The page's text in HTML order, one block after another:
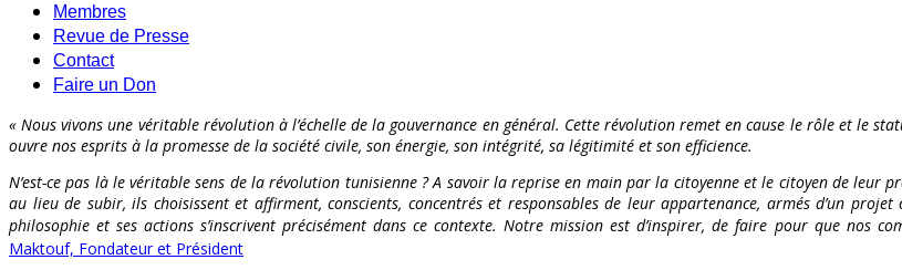
Membres
Revue de Presse
Contact
Faire un Don
« Nous vivons une véritable révolution à l’échelle de la gouvernance en général. Cette révolution remet en cause le rôle et le
ouvre nos esprits à la promesse de la société civile, son énergie, son intégrité, sa légitimité et son efficience.
N’est-ce pas là le véritable sens de la révolution tunisienne ? A savoir la reprise en main par la citoyenne et le citoyen de leur
au lieu de subir, ils choisissent et affirment, conscients, concentrés et responsables de leur appartenance, armés d’un
philosophie et ses actions s’inscrivent précisément dans ce contexte. Notre mission est d’inspirer, de faire pour que nos
Maktouf, Fondateur et Président